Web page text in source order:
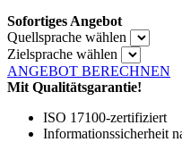
Sofortiges Angebot
Quellsprache wählen
Zielsprache wählen
ANGEBOT BERECHNEN
Mit Qualitätsgarantie!
ISO 17100-zertifiziert
Informationssicherheit